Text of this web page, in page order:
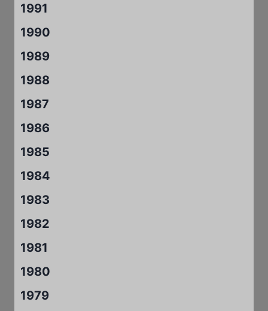
1991
1990
1989
1988
1987
1986
1985
1984
1983
1982
1981
1980
1979